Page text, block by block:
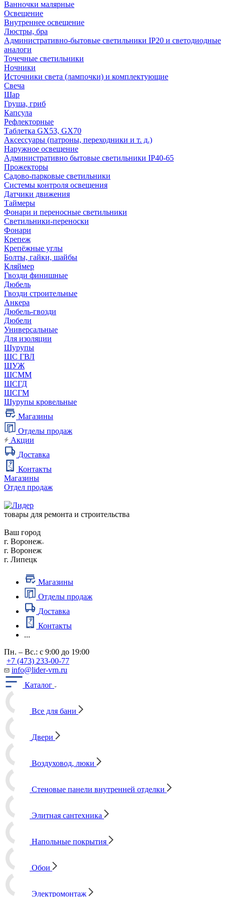
Ванночки малярные
Освещение
Внутреннее освещение
Люстры, бра
Административно-бытовые светильники IP20 и светодиодные
аналоги
Точечные светильники
Ночники
Источники света (лампочки) и комплектующие
Свеча
Шар
Груша, гриб
Капсула
Рефлекторные
Таблетка GX53, GX70
Аксессуары (патроны, переходники и т. д.)
Наружное освещение
Административно бытовые светильники IP40-65
Прожекторы
Садово-парковые светильники
Системы контроля освещения
Датчики движения
Таймеры
Фонари и переносные светильники
Светильники-переноски
Фонари
Крепеж
Крепёжные углы
Болты, гайки, шайбы
Кляймер
Гвозди финишные
Дюбель
Гвозди строительные
Анкера
Дюбель-гвозди
Дюбели
Универсальные
Для изоляции
Шурупы
ШС ГВЛ
ШУЖ
ШСММ
ШСГД
ШСГМ
Шурупы кровельные
Магазины
Отделы продаж
Акции
Доставка
Контакты
Магазины
Отдел продаж
товары для ремонта и строительства
Ваш город
г. Воронеж
г. Воронеж
г. Липецк
Магазины
Отделы продаж
Доставка
Контакты
...
Пн. – Вс.: с 9:00 до 19:00
+7 (473) 233-00-77
info@lider-vrn.ru
Каталог
Все для бани
Двери
Воздуховод, люки
Стеновые панели внутренней отделки
Элитная сантехника
Напольные покрытия
Обои
Электромонтаж